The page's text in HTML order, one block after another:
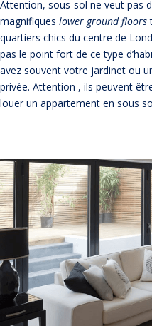
Attention, sous-sol ne veut pas
magnifiques lower ground floors
quartiers chics du centre de
pas le point fort de ce type
avez souvent votre jardinet ou
privée. Attention , ils peuvent
louer un appartement en sous